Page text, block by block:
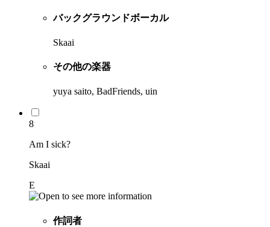
バックグラウンドボーカル
Skaai
その他の楽器
yuya saito, BadFriends, uin
8
Am I sick?
Skaai
E
作詞者